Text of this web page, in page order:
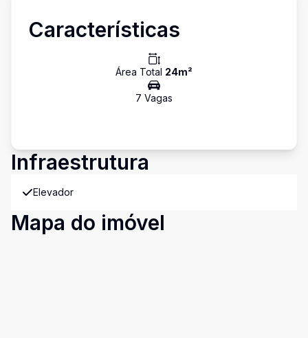
Características
Área Total 24m²
7 Vagas
Infraestrutura
Elevador
Mapa do imóvel